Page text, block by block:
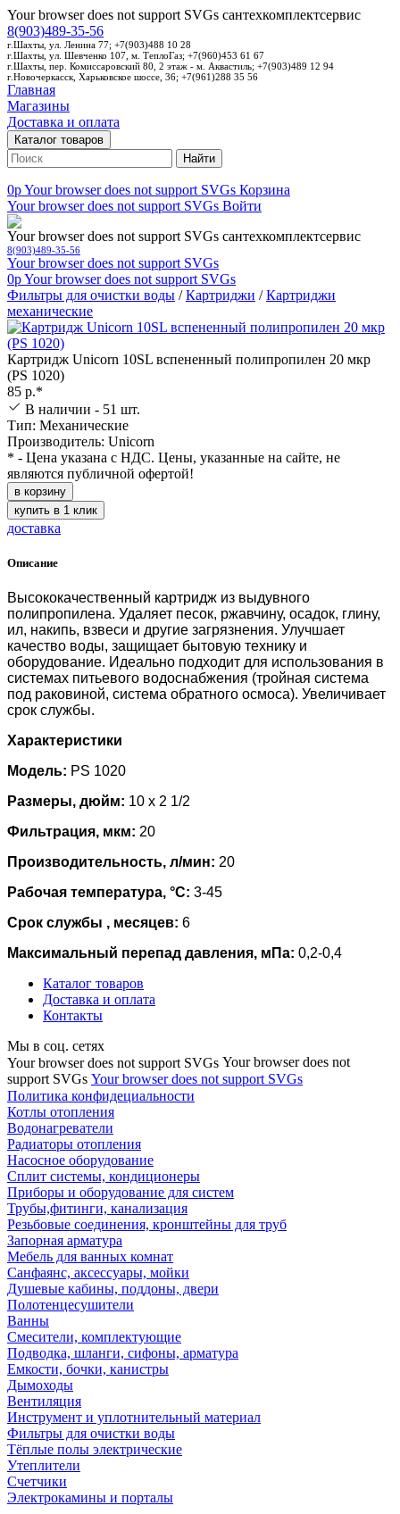
Your browser does not support SVGs сантехкомплектсервис
8(903)489-35-56
г.Шахты, ул. Ленина 77; +7(903)488 10 28
г.Шахты, ул. Шевченко 107, м. ТеплоГаз; +7(960)453 61 67
г.Шахты, пер. Комиссаровский 80, 2 этаж - м. Аквастиль; +7(903)489 12 94
г.Новочеркасск, Харьковское шоссе, 36; +7(961)288 35 56
Главная
Магазины
Доставка и оплата
Каталог товаров
Найти
0pYour browser does not support SVGs Корзина
Your browser does not support SVGs Войти
Your browser does not support SVGs сантехкомплектсервис
8(903)489-35-56
Your browser does not support SVGs
0pYour browser does not support SVGs
Фильтры для очистки воды /Картриджи /Картриджи
механические
Картридж Unicorn 10SL вспененный полипропилен 20 мкр
(PS 1020)
85 р.*
В наличии - 51 шт.
Тип: Механические
Производитель: Unicorn
* - Цена указана с НДС. Цены, указанные на сайте, не
являются публичной офертой!
в корзину
купить в 1 клик
доставка
Описание
Высококачественный картридж из выдувного
полипропилена. Удаляет песок, ржавчину, осадок, глину,
ил, накипь, взвеси и другие загрязнения. Улучшает
качество воды, защищает бытовую технику и
оборудование. Идеально подходит для использования в
системах питьевого водоснабжения (тройная система
под раковиной, система обратного осмоса). Увеличивает
срок службы.
Характеристики
Модель: PS 1020
Размеры, дюйм: 10 x 2 1/2
Фильтрация, мкм: 20
Производительность, л/мин: 20
Рабочая температура, °С: 3-45
Срок службы , месяцев: 6
Максимальный перепад давления, мПа: 0,2-0,4
Каталог товаров
Доставка и оплата
Контакты
Мы в соц. сетях
Your browser does not support SVGs Your browser does not
support SVGs Your browser does not support SVGs
Политика конфидециальности
Котлы отопления
Водонагреватели
Радиаторы отопления
Насосное оборудование
Сплит системы, кондиционеры
Приборы и оборудование для систем
Трубы,фитинги, канализация
Резьбовые соединения, кронштейны для труб
Запорная арматура
Мебель для ванных комнат
Санфаянс, аксессуары, мойки
Душевые кабины, поддоны, двери
Полотенцесушители
Ванны
Смесители, комплектующие
Подводка, шланги, сифоны, арматура
Емкости, бочки, канистры
Дымоходы
Вентиляция
Инструмент и уплотнительный материал
Фильтры для очистки воды
Тёплые полы электрические
Утеплители
Счетчики
Электрокамины и порталы